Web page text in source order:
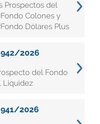
Prospectos del
Colones y
Dólares Plus
2026
del Fondo
Liquidez
2026